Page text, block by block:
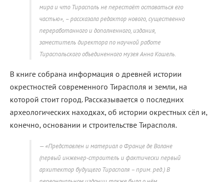
мира и что Тирасполь не перестаёт оставаться его
частью», – рассказала редактор нового, существенно
переработанного и дополненного, издания,
заместитель директора по научной работе
Тираспольского объединенного музея Анна Кошель.
В книге собрана информация о древней истории
окрестностей современного Тирасполя и земли, на
которой стоит город. Рассказывается о последних
археологических находках, об истории окрестных сёл и,
конечно, основании и строительстве Тирасполя.
«Представлен и материал о Франце де Волане
(первый инженер-строитель и фактически первый
архитектор будущего Тирасполя – прим. ред.) В